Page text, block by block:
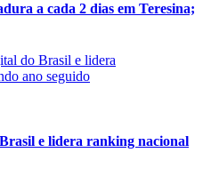
a cada 2 dias em Teresina;
e lidera ranking nacional